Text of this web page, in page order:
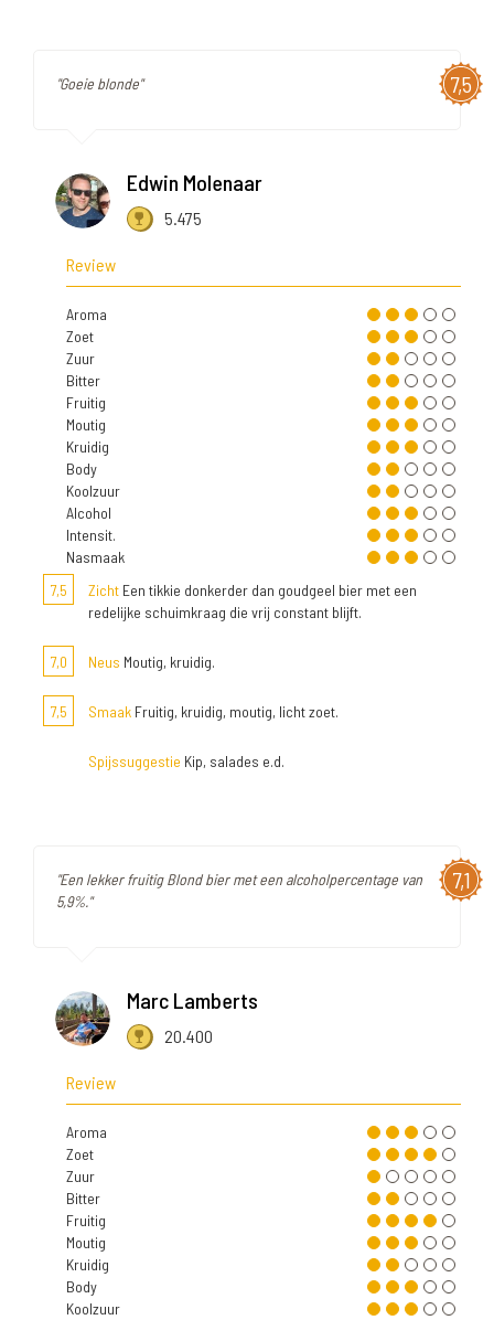
7,5
"Goeie blonde"
Edwin Molenaar
5.475
Review
Aroma
Zoet
Zuur
Bitter
Fruitig
Moutig
Kruidig
Body
Koolzuur
Alcohol
Intensit.
Nasmaak
7,5
Zicht Een tikkie donkerder dan goudgeel bier met een
redelijke schuimkraag die vrij constant blijft.
7,0 Neus Moutig, kruidig.
7,5 Smaak Fruitig, kruidig, moutig, licht zoet.
Spijssuggestie Kip, salades e.d.
7,1
"Een lekker fruitig Blond bier met een alcoholpercentage van
5,9%."
Marc Lamberts
20.400
Review
Aroma
Zoet
Zuur
Bitter
Fruitig
Moutig
Kruidig
Body
Koolzuur